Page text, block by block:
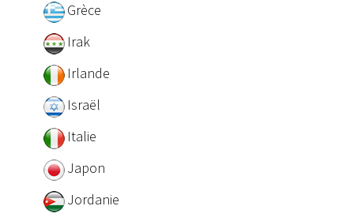
Grèce
Irak
Irlande
Israël
Italie
Japon
Jordanie